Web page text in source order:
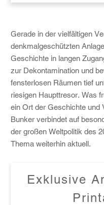
Gerade in der vielfältigen
denkmalgeschützten
Geschichte in langen
zur Dekontamination und
fensterlosen Räumen tief
riesigen Haupttresor. Was
ein Ort der Geschichte und
Bunker verbindet auf
der großen Weltpolitik des
Thema weiterhin aktuell.
Exklusive